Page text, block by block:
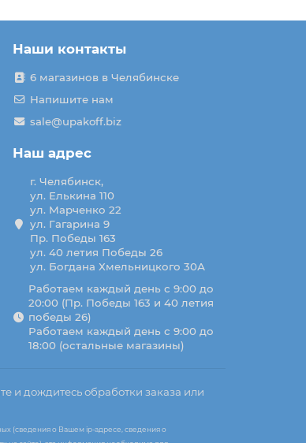
Наши контакты
6 магазинов в Челябинске
Напишите нам
sale@upakoff.biz
Наш адрес
г. Челябинск,
ул. Елькина 110
ул. Марченко 22
ул. Гагарина 9
Пр. Победы 163
ул. 40 летия Победы 26
ул. Богдана Хмельницкого 30А
Работаем каждый день с 9:00 до
20:00 (Пр. Победы 163 и 40 летия
победы 26)
Работаем каждый день с 9:00 до
18:00 (остальные магазины)
и дождитесь обработки заказа или
(сведения о Вашем ip-адресе, сведения о